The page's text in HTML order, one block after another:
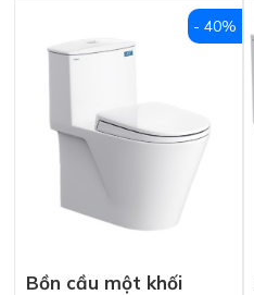
Bồn cầu một khối
- 40%